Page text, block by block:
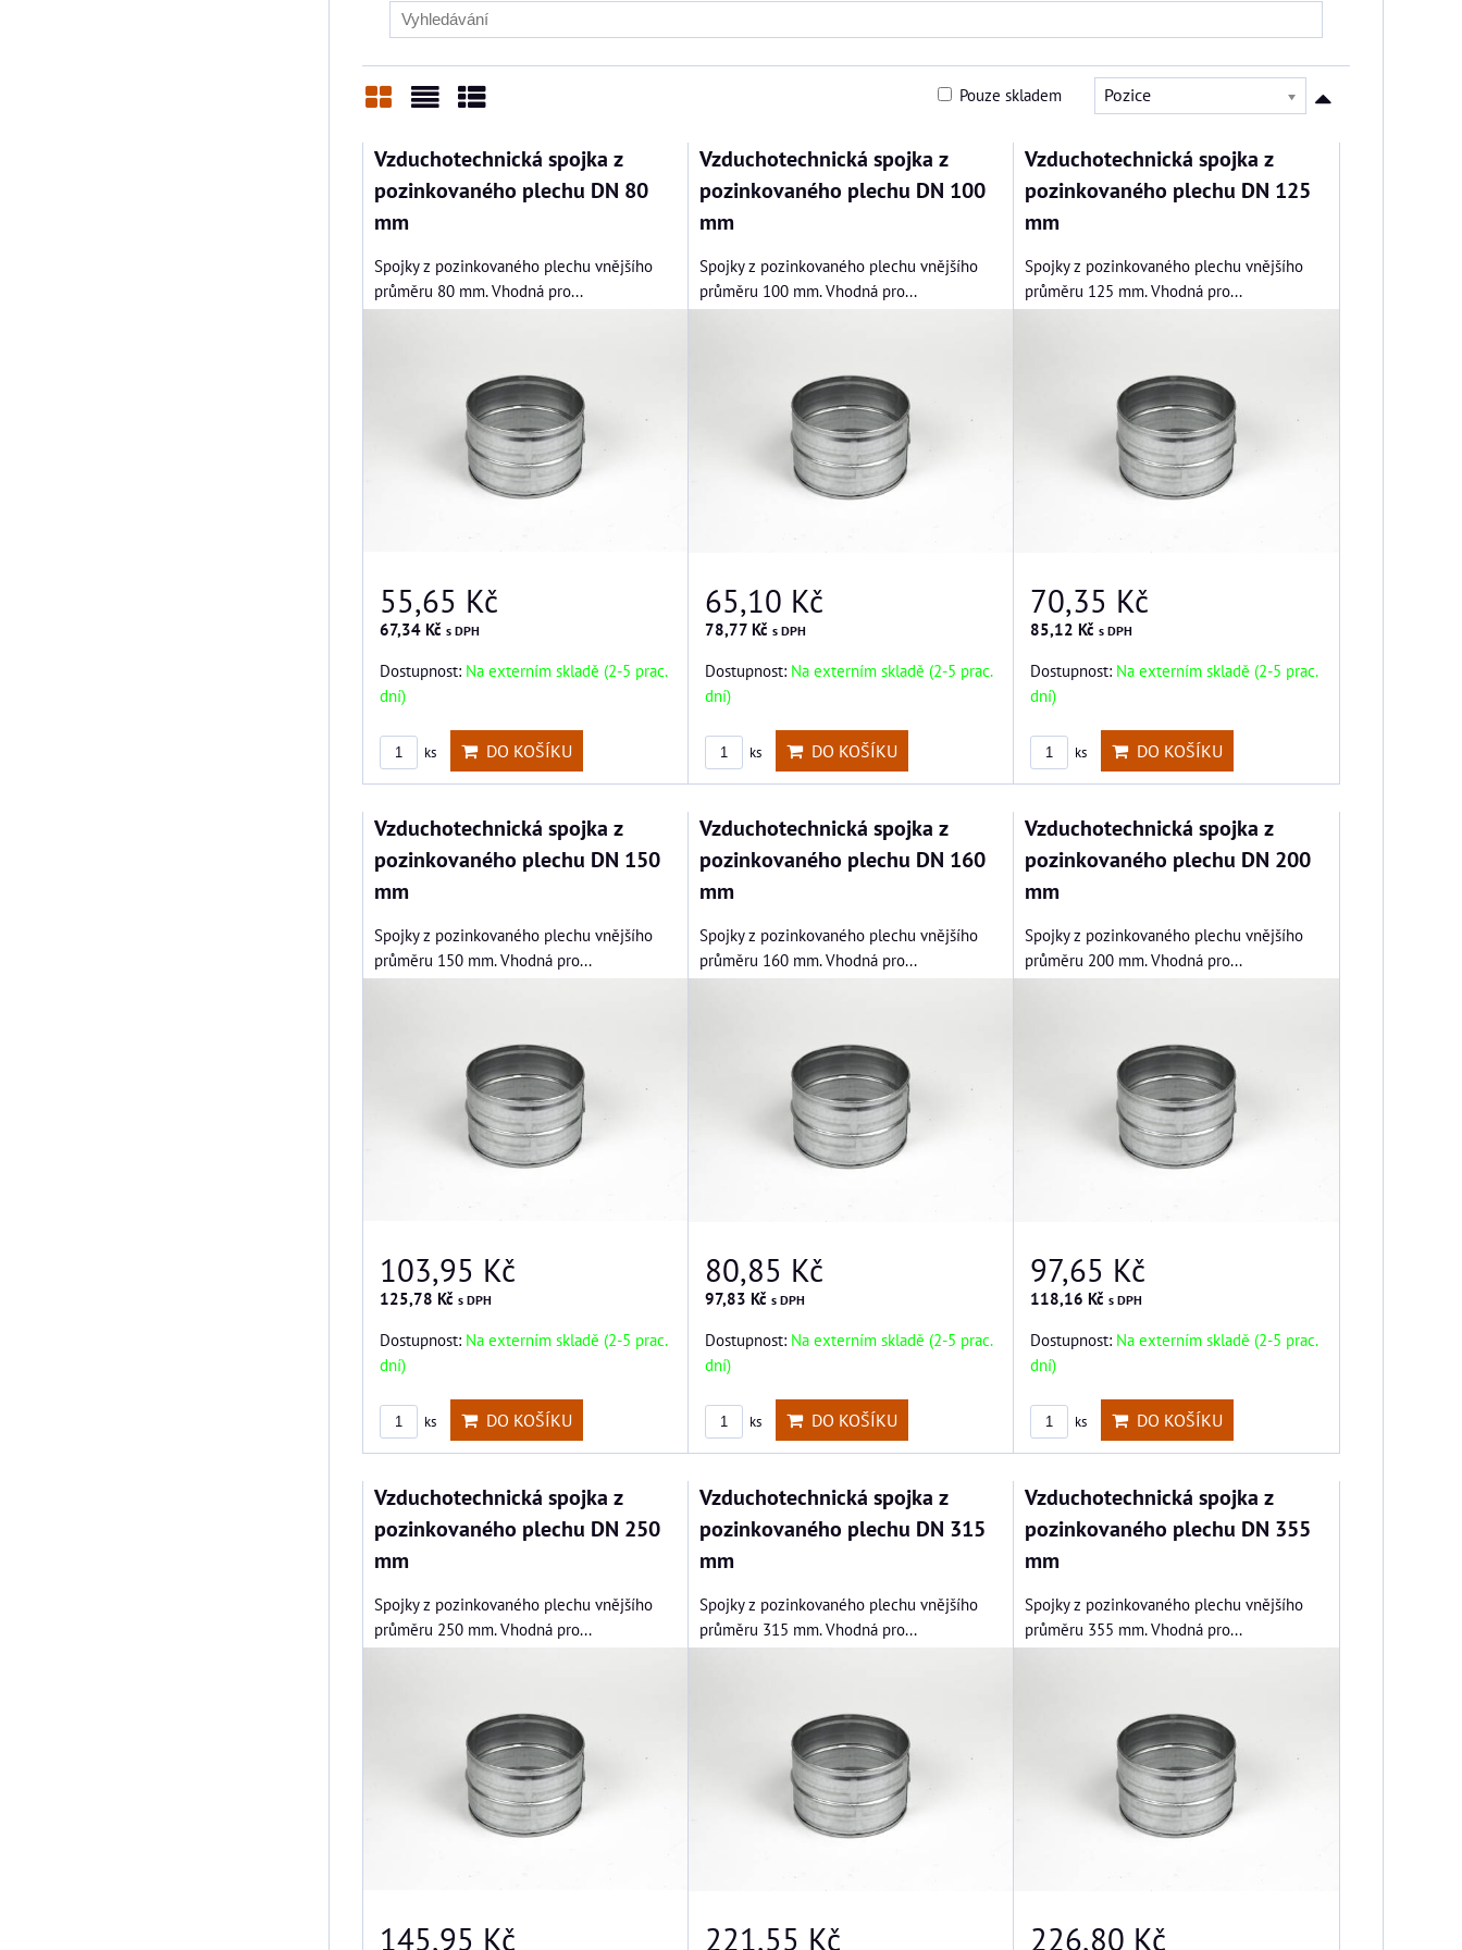
Mřížka
Pozice
Pouze skladem
Vzduchotechnická spojka z
pozinkovaného plechu DN 80
mm
Spojky z pozinkovaného plechu vnějšího
průměru 80 mm. Vhodná pro...
55,65 Kč
67,34 Kč s DPH
Dostupnost: Na externím skladě (2-5 prac.
dní)
ks DO KOŠÍKU
Vzduchotechnická spojka z
pozinkovaného plechu DN 100
mm
Spojky z pozinkovaného plechu vnějšího
průměru 100 mm. Vhodná pro...
65,10 Kč
78,77 Kč s DPH
Dostupnost: Na externím skladě (2-5 prac.
dní)
ks DO KOŠÍKU
Vzduchotechnická spojka z
pozinkovaného plechu DN 125
mm
Spojky z pozinkovaného plechu vnějšího
průměru 125 mm. Vhodná pro...
70,35 Kč
85,12 Kčs DPH
Dostupnost: Na externím skladě (2-5 prac.
dní)
ks DO KOŠÍKU
Vzduchotechnická spojka z
pozinkovaného plechu DN 150
mm
Spojky z pozinkovaného plechu vnějšího
průměru 150 mm. Vhodná pro...
103,95 Kč
125,78 Kč s DPH
Dostupnost: Na externím skladě (2-5 prac.
dní)
ks DO KOŠÍKU
Vzduchotechnická spojka z
pozinkovaného plechu DN 160
mm
Spojky z pozinkovaného plechu vnějšího
průměru 160 mm. Vhodná pro...
80,85 Kč
97,83 Kč s DPH
Dostupnost: Na externím skladě (2-5 prac.
dní)
ks DO KOŠÍKU
Vzduchotechnická spojka z
pozinkovaného plechu DN 200
mm
Spojky z pozinkovaného plechu vnějšího
průměru 200 mm. Vhodná pro...
97,65 Kč
118,16 Kčs DPH
Dostupnost: Na externím skladě (2-5 prac.
dní)
ks DO KOŠÍKU
Vzduchotechnická spojka z
pozinkovaného plechu DN 250
mm
Spojky z pozinkovaného plechu vnějšího
průměru 250 mm. Vhodná pro...
145,95 Kč
Vzduchotechnická spojka z
pozinkovaného plechu DN 315
mm
Spojky z pozinkovaného plechu vnějšího
průměru 315 mm. Vhodná pro...
221,55 Kč
Vzduchotechnická spojka z
pozinkovaného plechu DN 355
mm
Spojky z pozinkovaného plechu vnějšího
průměru 355 mm. Vhodná pro...
226,80 Kč